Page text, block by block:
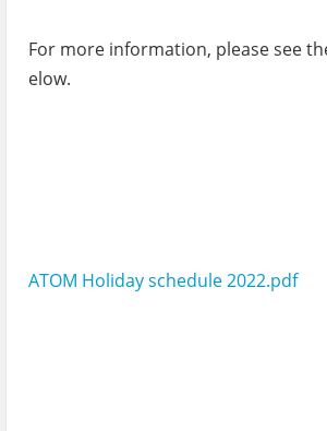
For more information, please see
elow.
ATOM Holiday schedule 2022.pdf